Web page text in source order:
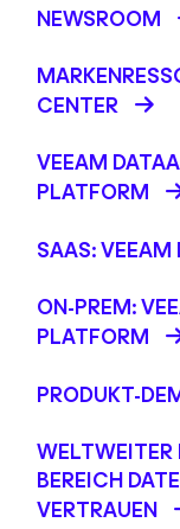
NEWSROOM
CENTER
VEEAM
PLATFORM
SAAS:
ON-PREM:
PLATFORM
PRODUKT-
WELTWEITER
BEREICH
VERTRAUEN